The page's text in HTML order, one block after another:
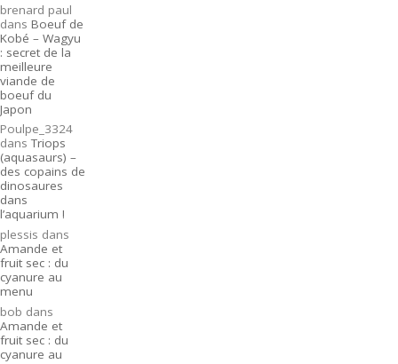
brenard paul
dans Boeuf de
Kobé – Wagyu
: secret de la
meilleure
viande de
boeuf du
Japon
Poulpe_3324
dansTriops
(aquasaurs) –
des copains de
dinosaures
dans
l’aquarium !
plessis dans
Amande et
fruit sec : du
cyanure au
menu
bob dans
Amande et
fruit sec : du
cyanure au